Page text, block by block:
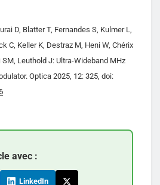
D, Blatter T, Fernandes S, Kulmer L,
C, Keller K, Destraz M, Heni W, Chérix
SM, Leuthold J: Ultra-Wideband MHz
Optica 2025, 12: 325, doi:
avec :
LinkedIn